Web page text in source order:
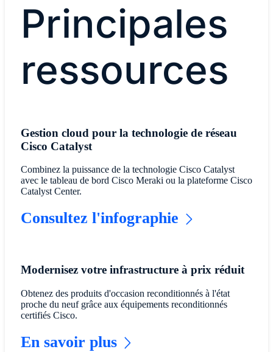
Principales
ressources
Gestion cloud pour la technologie de réseau
Cisco Catalyst
Combinez la puissance de la technologie Cisco Catalyst
avec le tableau de bord Cisco Meraki ou la plateforme Cisco
Catalyst Center.
Consultez l'infographie
Modernisez votre infrastructure à prix réduit
Obtenez des produits d'occasion reconditionnés à l'état
proche du neuf grâce aux équipements reconditionnés
certifiés Cisco.
En savoir plus